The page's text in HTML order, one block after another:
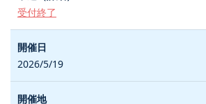
受付終了
2026/5/19